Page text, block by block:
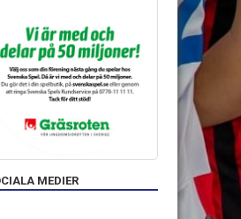
MEDIER